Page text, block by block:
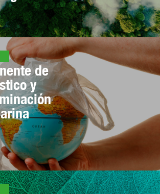
de
y